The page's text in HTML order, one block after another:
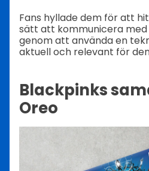
Fans hyllade dem för att
sätt att kommunicera
genom att använda en
aktuell och relevant för
Blackpinks
Oreo